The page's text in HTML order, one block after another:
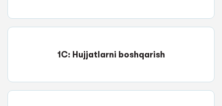
1C: Hujjatlarni boshqarish